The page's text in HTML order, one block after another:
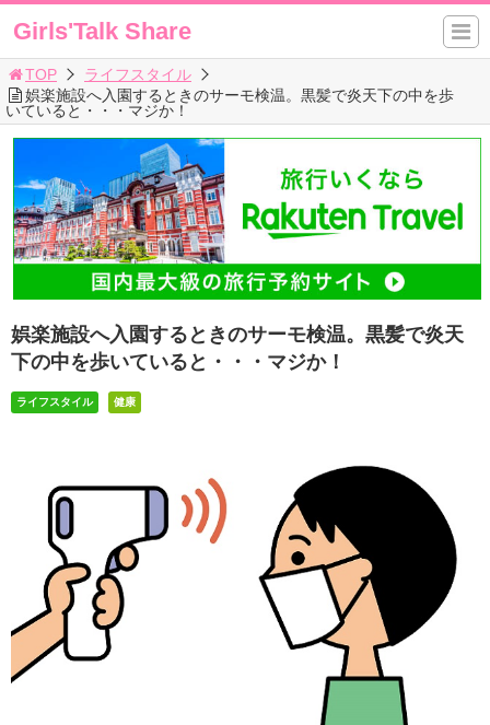
Girls'Talk Share
TOP
ライフスタイル
娯楽施設へ入園するときのサーモ検温。黒髪で炎天下の中を歩
いていると・・・マジか！
娯楽施設へ入園するときのサーモ検温。黒髪で炎天
下の中を歩いていると・・・マジか！
ライフスタイル 健康